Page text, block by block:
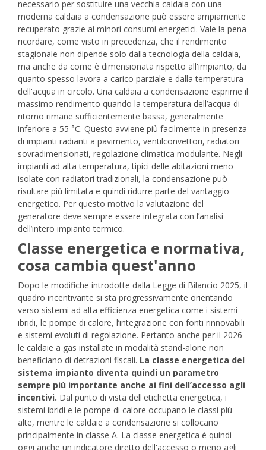
necessario per sostituire una vecchia caldaia con una
moderna caldaia a condensazione può essere ampiamente
recuperato grazie ai minori consumi energetici. Vale la pena
ricordare, come visto in precedenza, che il rendimento
stagionale non dipende solo dalla tecnologia della caldaia,
ma anche da come è dimensionata rispetto all'impianto, da
quanto spesso lavora a carico parziale e dalla temperatura
dell'acqua in circolo. Una caldaia a condensazione esprime il
massimo rendimento quando la temperatura dell’acqua di
ritorno rimane sufficientemente bassa, generalmente
inferiore a 55 °C. Questo avviene più facilmente in presenza
di impianti radianti a pavimento, ventilconvettori, radiatori
sovradimensionati, regolazione climatica modulante. Negli
impianti ad alta temperatura, tipici delle abitazioni meno
isolate con radiatori tradizionali, la condensazione può
risultare più limitata e quindi ridurre parte del vantaggio
energetico. Per questo motivo la valutazione del
generatore deve sempre essere integrata con l’analisi
dell’intero impianto termico.
Classe energetica e normativa,
cosa cambia quest'anno
Dopo le modifiche introdotte dalla Legge di Bilancio 2025, il
quadro incentivante si sta progressivamente orientando
verso sistemi ad alta efficienza energetica come i sistemi
ibridi, le pompe di calore, l’integrazione con fonti rinnovabili
e sistemi evoluti di regolazione. Pertanto anche per il 2026
le caldaie a gas installate in modalità stand-alone non
beneficiano di detrazioni fiscali. La classe energetica del
sistema impianto diventa quindi un parametro
sempre più importante anche ai fini dell’accesso agli
incentivi. Dal punto di vista dell'etichetta energetica, i
sistemi ibridi e le pompe di calore occupano le classi più
alte, mentre le caldaie a condensazione si collocano
principalmente in classe A. La classe energetica è quindi
oggi anche un indicatore diretto dell'accesso o meno agli